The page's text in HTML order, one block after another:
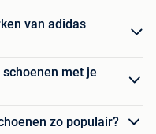
van adidas
met je
zo populair?